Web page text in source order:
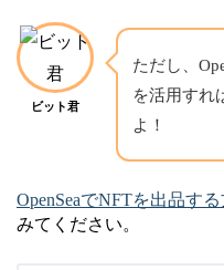
ビット君
ただし、
を活用すれ
よ！
OpenSeaでNFTを出品す
みてください。